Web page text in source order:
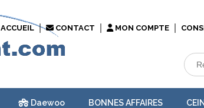
ACCUEIL CONTACT MON COMPTE
Daewoo BONNES AFFAIRES